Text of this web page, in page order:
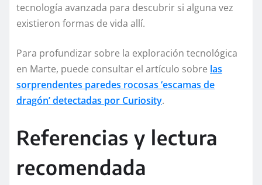
tecnología avanzada para descubrir si alguna vez
existieron formas de vida allí.
Para profundizar sobre la exploración tecnológica
en Marte, puede consultar el artículo sobre las
sorprendentes paredes rocosas ‘escamas de
dragón’ detectadas por Curiosity.
Referencias y lectura
recomendada